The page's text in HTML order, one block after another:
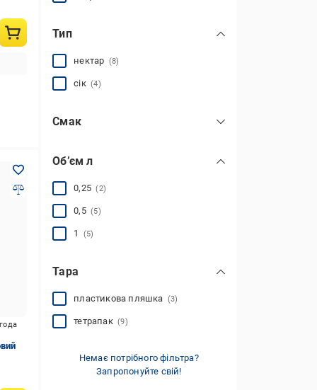
Тип
нектар (8)
сік(4)
Смак
виноград/яблуко
манго
мультивітамін
томат
яблуко
Об’єм л
0,25(2)
0,5(5)
1 (5)
Тара
пластикова пляшка (3)
тетрапак(9)
Немає потрібного фільтра?
Запропонуйте свій!